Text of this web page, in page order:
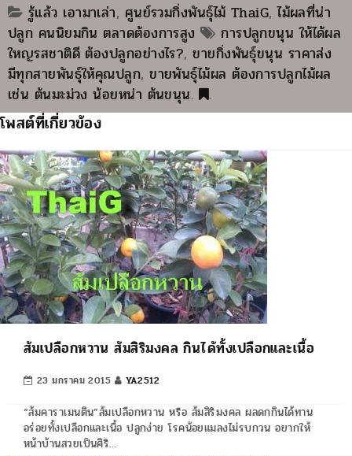
รู้แล้ว เอามาเล่า, ศูนย์รวมกิ่งพันธุ์ไม้ ThaiG,ไม้ผลที่น่า
ปลูก คนนิยมกิน ตลาดต้องการสูง
การปลูกขนุน ให้ได้ผล
ใหญรสชาติดี ต้องปลูกอย่างไร?,ขายกิ่งพันธุ์ขนุน ราคาส่ง
มีทุกสายพันธุ์ให้คุณปลูก,ขายพันธุ์ไม้ผล ต้องการปลูกไม้ผล
เช่น ต้นมะม่วง น้อยหน่า ต้นขนุน. .
โพสต์ที่เกี่ยวข้อง
ส้มเปลือกหวาน ส้มสิริมงคล กินได้ทั้งเปลือกและเนื้อ
23 มกราคม 2015 YA2512
“ส้มคาราเมนติน”ส้มเปลือกหวาน หรือ ส้มสิริมงคล ผลดกกินได้ทาน
อร่อยทั้งเปลือกและเนื้อ ปลูกง่าย โรคน้อยแมลงไม่รบกวน อยากให้
หน้าบ้านสวยเป็นศิริ…